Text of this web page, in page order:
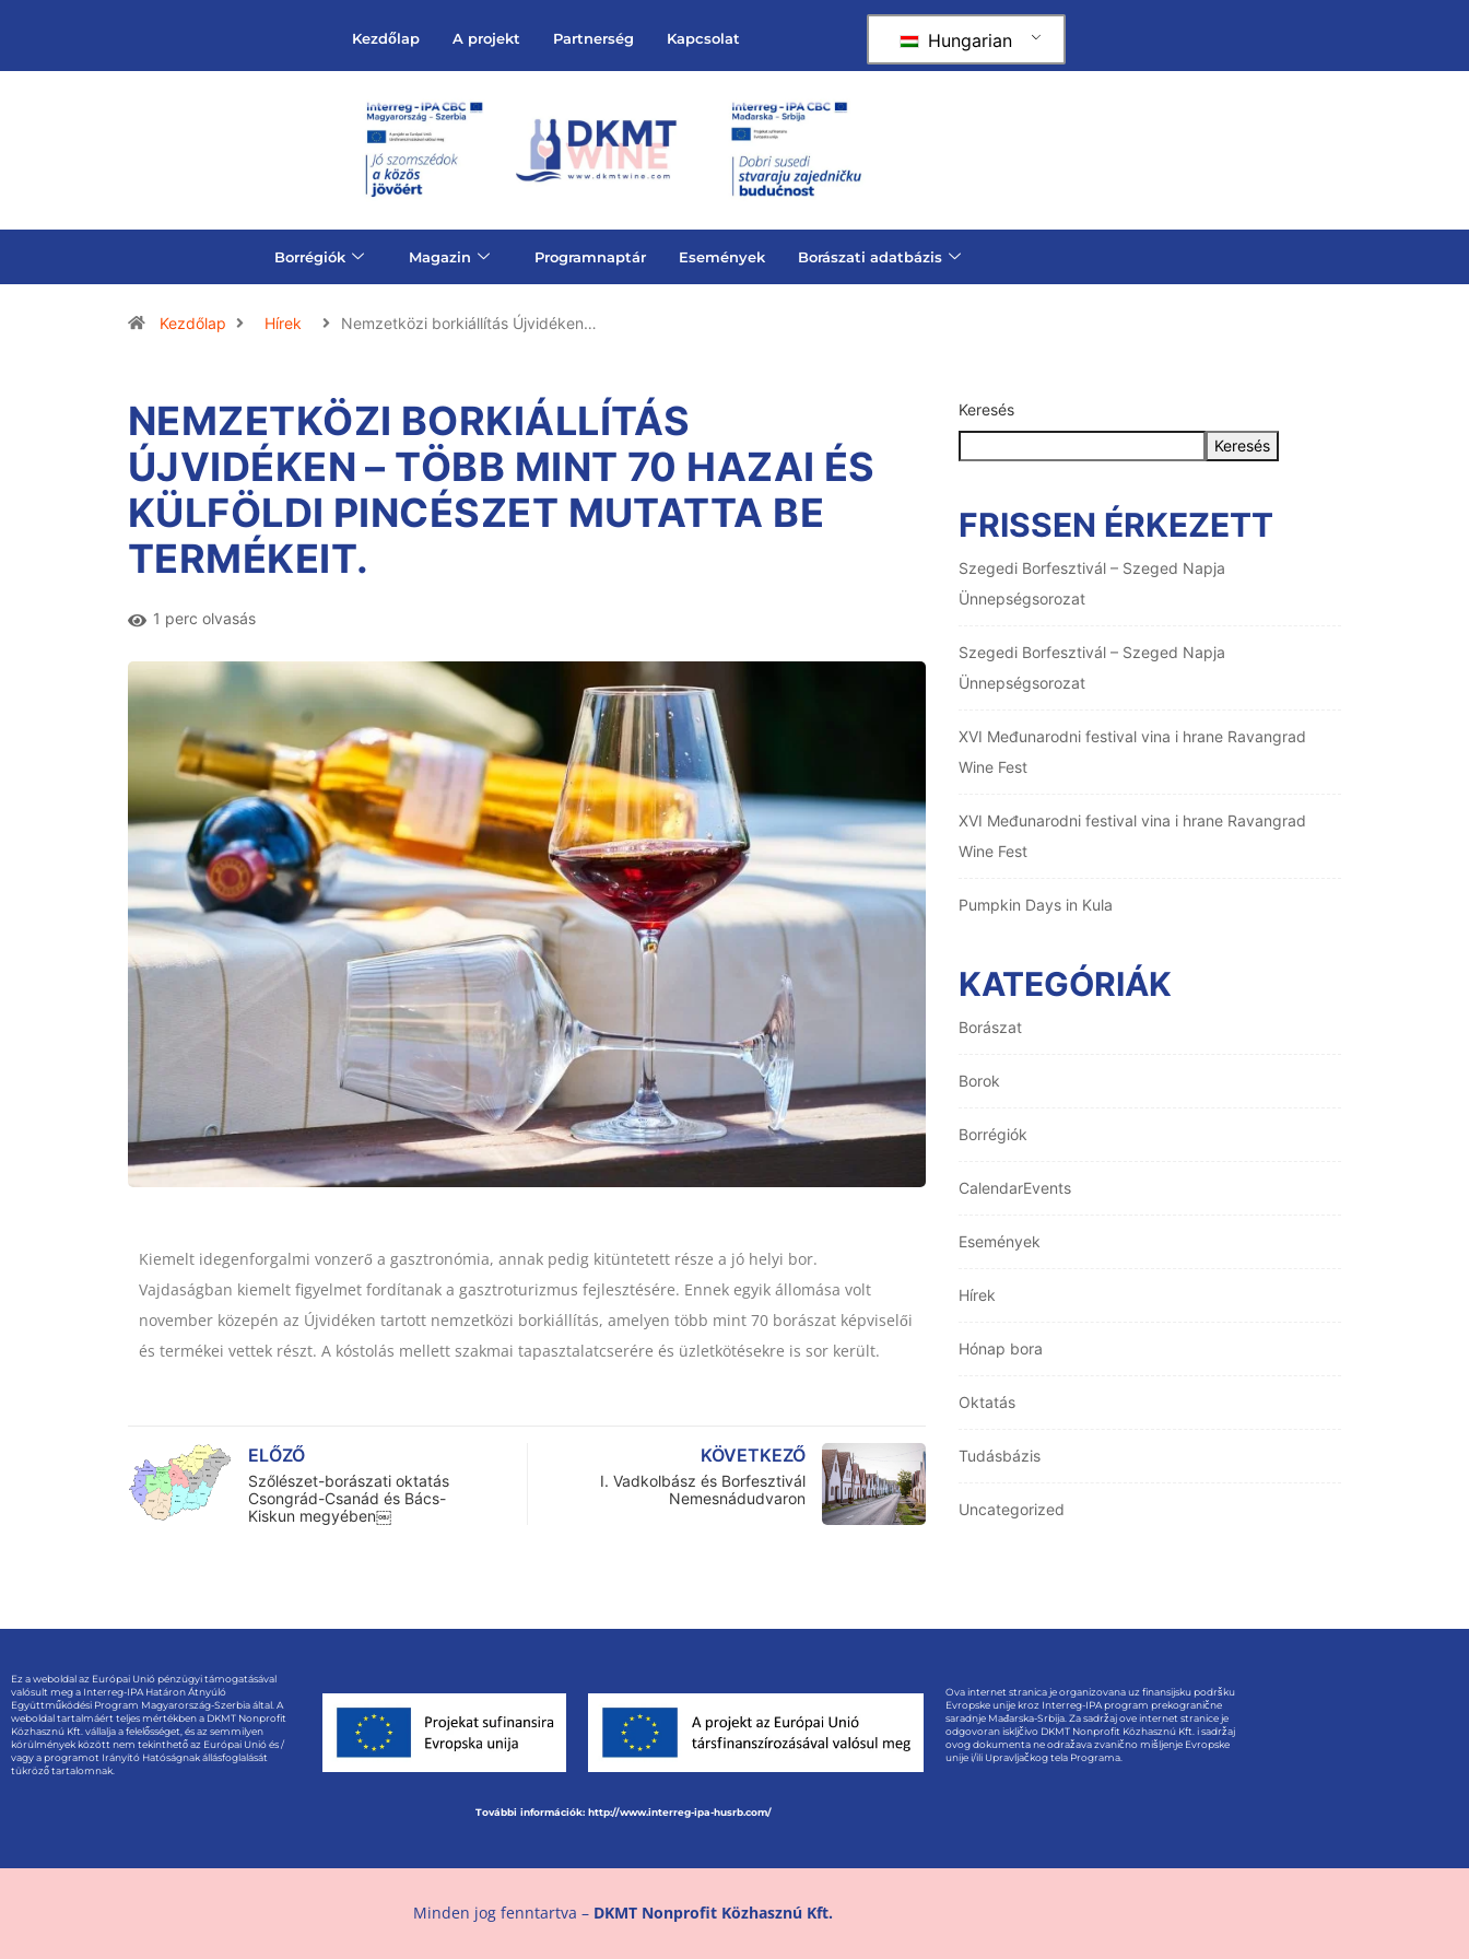
Kezdőlap A projekt Partnerség Kapcsolat Hungarian
Borrégiók Magazin Programnaptár Események Borászati adatbázis
Kezdőlap Hírek Nemzetközi borkiállítás Újvidéken…
NEMZETKÖZI BORKIÁLLÍTÁS
ÚJVIDÉKEN – TÖBB MINT 70 HAZAI ÉS
KÜLFÖLDI PINCÉSZET MUTATTA BE
TERMÉKEIT.
1 perc olvasás
Kiemelt idegenforgalmi vonzerő a gasztronómia, annak pedig kitüntetett része a jó helyi bor.
Vajdaságban kiemelt figyelmet fordítanak a gasztroturizmus fejlesztésére. Ennek egyik állomása volt
november közepén az Újvidéken tartott nemzetközi borkiállítás, amelyen több mint 70 borászat képviselői
és termékei vettek részt. A kóstolás mellett szakmai tapasztalatcserére és üzletkötésekre is sor került.
ELŐZŐ
Szőlészet-borászati oktatás
Csongrád-Csanád és Bács-
Kiskun megyében￼
KÖVETKEZŐ
I. Vadkolbász és Borfesztivál
Nemesnádudvaron
Keresés
Keresés
FRISSEN ÉRKEZETT
Szegedi Borfesztivál – Szeged Napja
Ünnepségsorozat
Szegedi Borfesztivál – Szeged Napja
Ünnepségsorozat
XVI Međunarodni festival vina i hrane Ravangrad
Wine Fest
XVI Međunarodni festival vina i hrane Ravangrad
Wine Fest
Pumpkin Days in Kula
KATEGÓRIÁK
Borászat
Borok
Borrégiók
CalendarEvents
Események
Hírek
Hónap bora
Oktatás
Tudásbázis
Uncategorized
Ez a weboldal az Európai Unió pénzügyi támogatásával
valósult meg a Interreg-IPA Határon Átnyúló
Együttműködési Program Magyarország-Szerbia által. A
weboldal tartalmáért teljes mértékben a DKMT Nonprofit
Közhasznú Kft. vállalja a felelősséget, és az semmilyen
körülmények között nem tekinthető az Európai Unió és /
vagy a programot Irányító Hatóságnak állásfoglalását
tükröző tartalomnak.
Ova internet stranica je organizovana uz finansijsku podršku
Evropske unije kroz Interreg-IPA program prekogranične
saradnje Mađarska-Srbija. Za sadržaj ove internet stranice je
odgovoran iskljčivo DKMT Nonprofit Közhasznú Kft. i sadržaj
ovog dokumenta ne odražava zvanično mišljenje Evropske
unije i/ili Upravljačkog tela Programa.
További információk: http://www.interreg-ipa-husrb.com/
Minden jog fenntartva – DKMT Nonprofit Közhasznú Kft.